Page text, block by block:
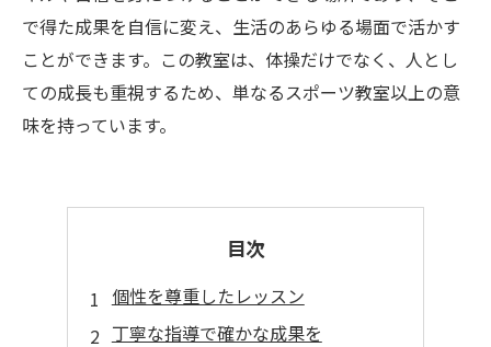
で得た成果を自信に変え、生活のあらゆる場面で活かす
ことができます。この教室は、体操だけでなく、人とし
ての成長も重視するため、単なるスポーツ教室以上の意
味を持っています。
目次
個性を尊重したレッスン
丁寧な指導で確かな成果を